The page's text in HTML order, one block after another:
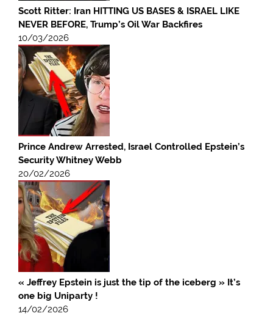
Scott Ritter: Iran HITTING US BASES & ISRAEL LIKE
NEVER BEFORE, Trump’s Oil War Backfires
10/03/2026
Prince Andrew Arrested, Israel Controlled Epstein’s
Security Whitney Webb
20/02/2026
« Jeffrey Epstein is just the tip of the iceberg » It’s
one big Uniparty !
14/02/2026